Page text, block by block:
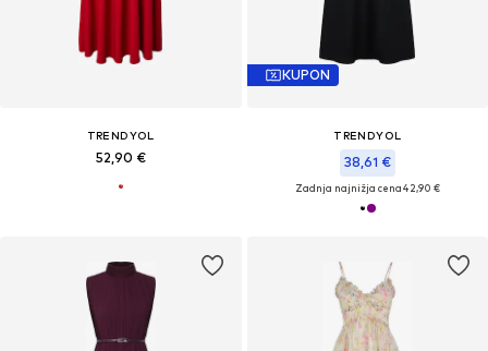
TRENDYOL
52,90 €
KUPON
TRENDYOL
38,61 €
Zadnja najnižja cena42,90 €